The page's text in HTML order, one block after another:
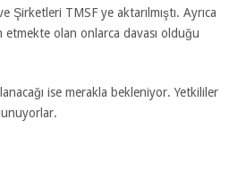
Şirketleri TMSF ye aktarılmıştı. Ayrıca
etmekte olan onlarca davası olduğu
ise merakla bekleniyor. Yetkililer